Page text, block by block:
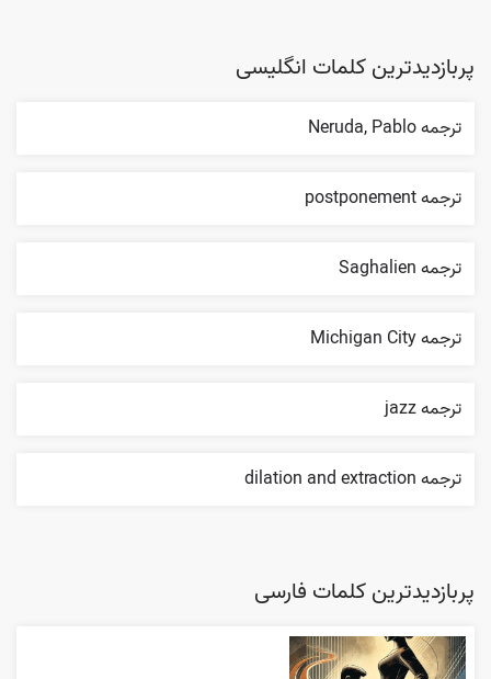
پربازدیدترین کلمات انگلیسی
ترجمه Neruda, Pablo
ترجمه postponement
ترجمه Saghalien
ترجمه Michigan City
ترجمه jazz
ترجمه dilation and extraction
پربازدیدترین کلمات فارسی